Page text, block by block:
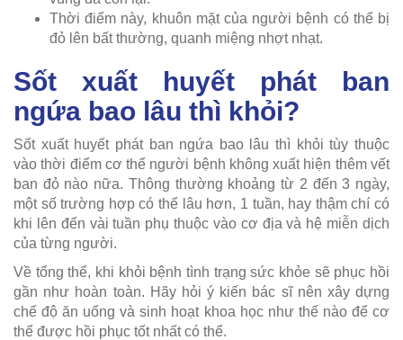
Thời điểm này, khuôn mặt của người bệnh có thể bị
đỏ lên bất thường, quanh miệng nhợt nhạt.
Sốt xuất huyết phát ban
ngứa bao lâu thì khỏi?
Sốt xuất huyết phát ban ngứa bao lâu thì khỏi tùy thuộc
vào thời điểm cơ thể người bệnh không xuất hiện thêm vết
ban đỏ nào nữa. Thông thường khoảng từ 2 đến 3 ngày,
một số trường hợp có thể lâu hơn, 1 tuần, hay thậm chí có
khi lên đến vài tuần phụ thuộc vào cơ địa và hệ miễn dịch
của từng người.
Về tổng thể, khi khỏi bệnh tình trạng sức khỏe sẽ phục hồi
gần như hoàn toàn. Hãy hỏi ý kiến bác sĩ nên xây dựng
chế độ ăn uống và sinh hoạt khoa học như thế nào để cơ
thể được hồi phục tốt nhất có thể.